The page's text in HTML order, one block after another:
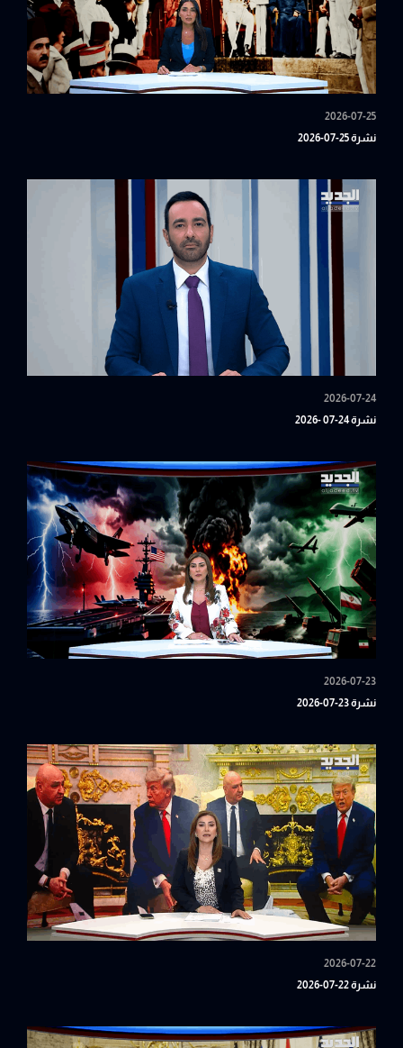
2026-07-25
نشرة 25-07-2026
2026-07-24
نشرة 24-07 -2026
2026-07-23
نشرة 23-07-2026
2026-07-22
نشرة 22-07-2026